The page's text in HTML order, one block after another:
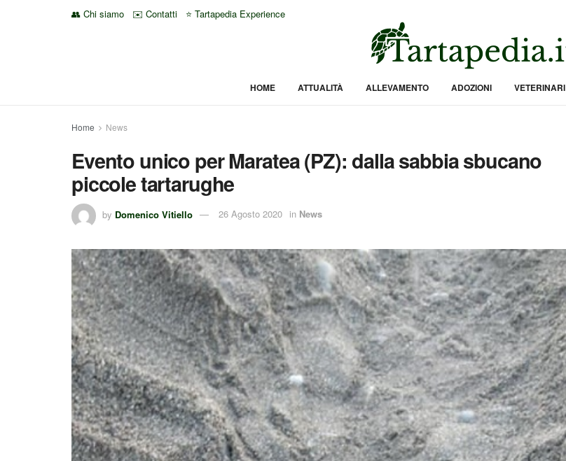
👥 Chi siamo ✉️ Contatti ⭐ Tartapedia Experience
HOME ATTUALITÀ ALLEVAMENTO ADOZIONI VETERINARI
Home News
Evento unico per Maratea (PZ): dalla sabbia sbucano
piccole tartarughe
by Domenico Vitiello 26 Agosto 2020 in News